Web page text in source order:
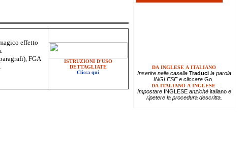
effetto
FGA
ISTRUZIONI D'USO
DETTAGLIATE
Clicca qui
DA INGLESE A ITALIANO
Inserire nella casella Traducila parola
INGLESE e cliccare Go.
DA ITALIANO A INGLESE
Impostare INGLESEanziché italianoe
ripetere la procedura descritta.